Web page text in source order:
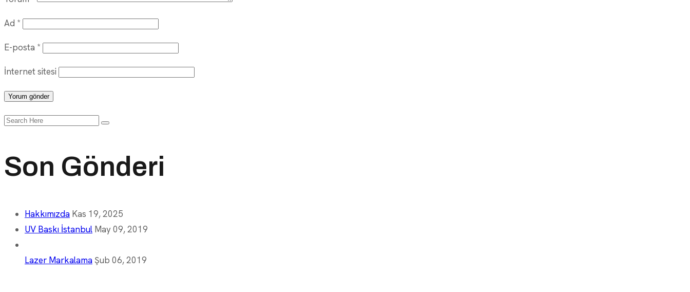
Ad *
E-posta *
İnternet sitesi
Search
Son Gönderi
Hakkımızda Kas 19, 2025
UV Baskı İstanbul May 09, 2019
Lazer Markalama Şub 06, 2019